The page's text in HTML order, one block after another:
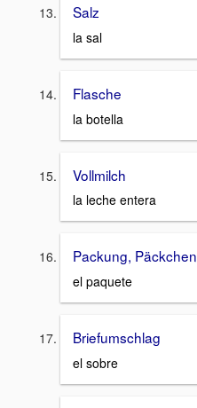
Salz
la sal
Flasche
la botella
Vollmilch
la leche entera
Packung, Päckchen
el paquete
Briefumschlag
el sobre